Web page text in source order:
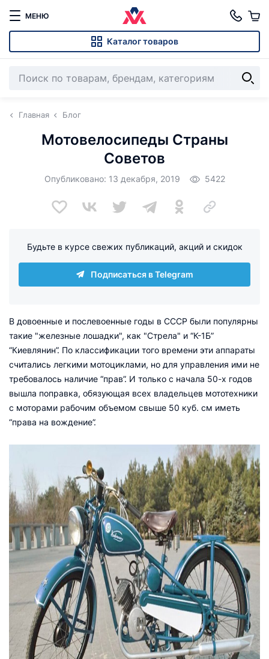
МЕНЮ
Каталог товаров
Главная Блог
Мотовелосипеды Страны
Советов
Опубликовано: 13 декабря, 2019 5422
Будьте в курсе свежих публикаций, акций и скидок
Подписаться в Telegram
В довоенные и послевоенные годы в СССР были популярны
такие "железные лошадки", как "Стрела" и “К-1Б”
“Киевлянин”. По классификации того времени эти аппараты
считались легкими мотоциклами, но для управления ими не
требовалось наличие “прав”. И только с начала 50-х годов
вышла поправка, обязующая всех владельцев мототехники
с моторами рабочим объемом свыше 50 куб. см иметь
“права на вождение”.